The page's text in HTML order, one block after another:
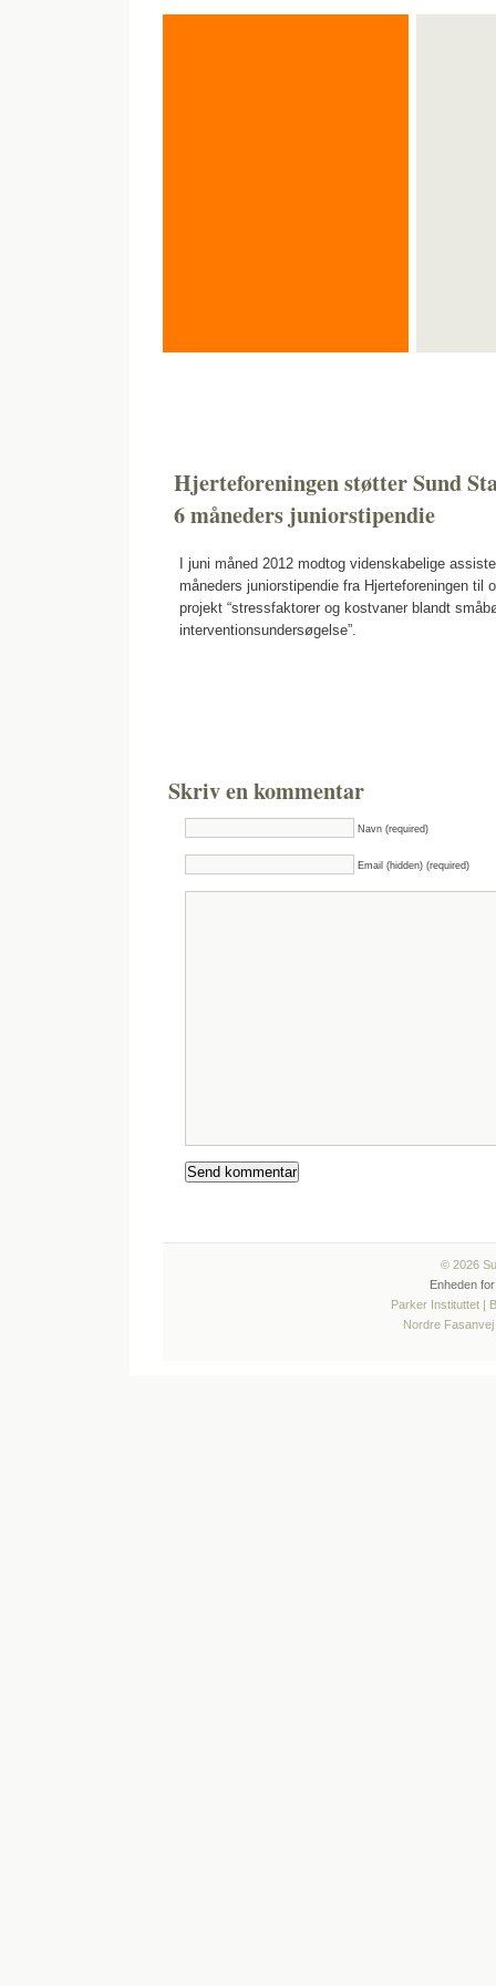
Hjerteforeningen støtter Sund
6 måneders juniorstipendie
I juni måned 2012 modtog videnskabelige
måneders juniorstipendie fra Hjerteforeningen til
projekt “stressfaktorer og kostvaner blandt
interventionsundersøgelse”.
Skriv en kommentar
Navn (required)
Email (hidden) (required)
© 2026
Enheden
Parker Instituttet |
Nordre